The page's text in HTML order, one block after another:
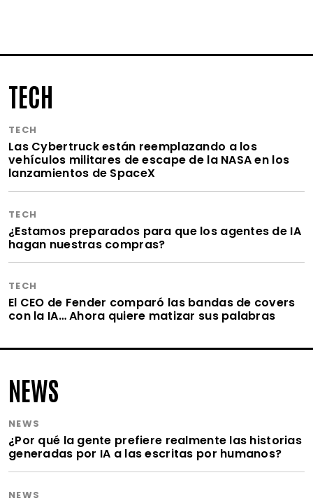
TECH
TECH
Las Cybertruck están reemplazando a los
vehículos militares de escape de la NASA en los
lanzamientos de SpaceX
TECH
¿Estamos preparados para que los agentes de IA
hagan nuestras compras?
TECH
El CEO de Fender comparó las bandas de covers
con la IA… Ahora quiere matizar sus palabras
NEWS
NEWS
¿Por qué la gente prefiere realmente las historias
generadas por IA a las escritas por humanos?
NEWS